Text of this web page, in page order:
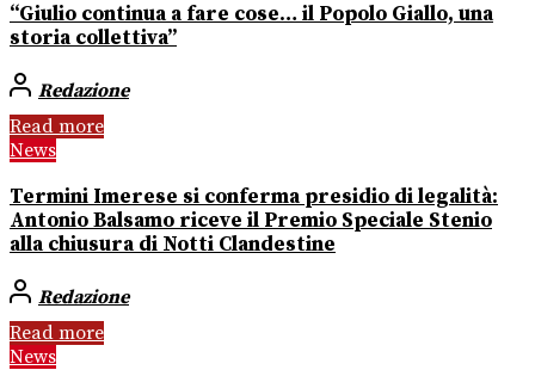
“Giulio continua a fare cose… il Popolo Giallo, una
storia collettiva”
Redazione
Read more
News
Termini Imerese si conferma presidio di legalità:
Antonio Balsamo riceve il Premio Speciale Stenio
alla chiusura di Notti Clandestine
Redazione
Read more
News